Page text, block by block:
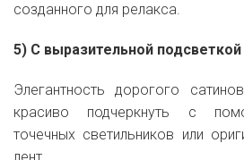
созданного для релакса.
5) С выразительной подсветкой
Элегантность дорогого
красиво подчеркнуть с
точечных светильников или